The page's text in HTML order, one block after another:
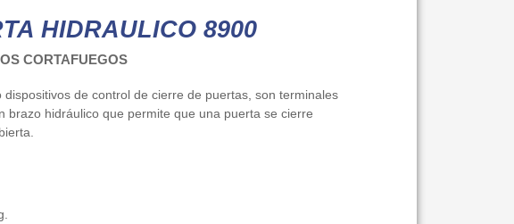
HIDRAULICO 8900
CORTAFUEGOS
de control de cierre de puertas, son terminales
brazo hidráulico que permite que una puerta se cierre